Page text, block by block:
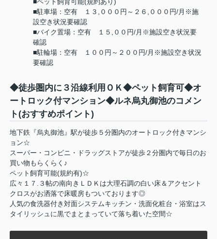
■駐車場：空有 １３,０００円～２６,０００円/月※施
設空き状況要確認
■バイク置場：空有 １５,００円/月※施設空き状況要
確認
■駐輪場：空有 １００円～２００円/月※施設空き状況
要確認
◆徒歩圏内に３沿線利用ＯＫ◆ペット飼育可◆オ
ートロック付マンション◆ルネ烏丸御池のコメン
ト(おすすめポイント)
地下鉄『烏丸御池』駅が徒歩５分圏内のオートロック付きマンシ
ョン☆
スーパー・コンビニ・ドラッグストアが徒歩２分圏内で毎日のお
買い物もらくらく♪
ペット飼育可能(規約有)☆
広々１７.３帖の南向きＬＤＫは大理石調の白い床＆アクセント
クロスがお洒落で床暖房もついております◎
人気の食洗器付き対面システムキッチン・洗面化粧台・浴室はス
タイリッシュに黒でまとまっていて落ち着いた空間☆